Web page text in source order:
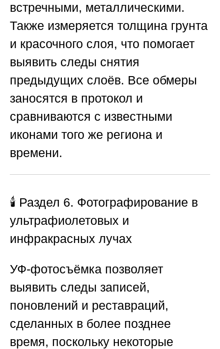
встречными, металлическими.
Также измеряется толщина грунта
и красочного слоя, что помогает
выявить следы снятия
предыдущих слоёв. Все обмеры
заносятся в протокол и
сравниваются с известными
иконами того же региона и
времени.
🕯️ Раздел 6. Фотографирование в
ультрафиолетовых и
инфракрасных лучах
УФ-фотосъёмка позволяет
выявить следы записей,
поновлений и реставраций,
сделанных в более позднее
время, поскольку некоторые